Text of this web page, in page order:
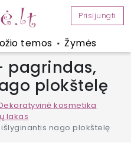
Prisijungti
temos ■ Žymės
pagrindas,
plokštelę
kosmetika
lakas
nago plokštelę